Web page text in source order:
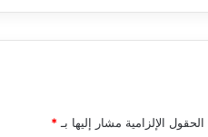
الحقول الإلزامية مشار إليها بـ *